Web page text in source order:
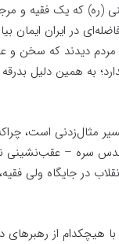
(ره) که یک فقیه و
در ایران ایمان
مردم دیدند که سخن
به همین دلیل بدرقه
مثال‌زدنی است،
سره – عقب‌نشینی
در جایگاه ولی
هیچکدام از رهبرهای